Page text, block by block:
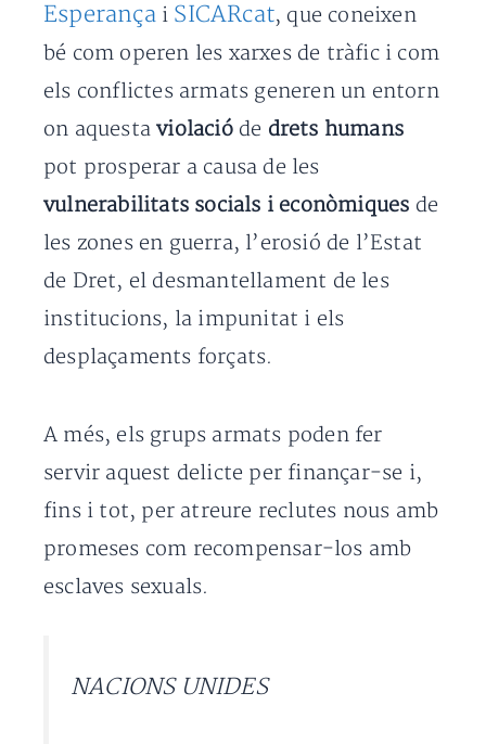
Esperançai SICARcat, que coneixen
bé com operen les xarxes de tràfic i com
els conflictes armats generen un entorn
on aquestaviolació de drets humans
pot prosperar a causa de les
vulnerabilitats socials i econòmiques de
les zones en guerra, l’erosió de l’Estat
de Dret, el desmantellament de les
institucions, la impunitat i els
desplaçaments forçats.
A més, els grups armats poden fer
servir aquest delicte per finançar-se i,
fins i tot, per atreure reclutes nous amb
promeses com recompensar-los amb
esclaves sexuals.
NACIONS UNIDES